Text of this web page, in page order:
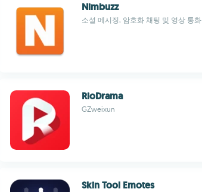
Nimbuzz
소셜 메시징, 암호화 채팅 및 영상 통화
RioDrama
GZweixun
Skin Tool Emotes